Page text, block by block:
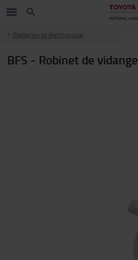
Batteries et électronique
BFS - Robinet de vidange